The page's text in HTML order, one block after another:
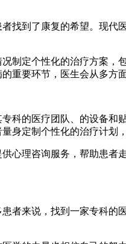
找到了康复的希望。现
制定个性化的治疗方案
重要环节，医生会从多方
科的医疗团队、的设备
身定制个性化的治疗计划
心理咨询服务，帮助患
者来说，找到一家专科